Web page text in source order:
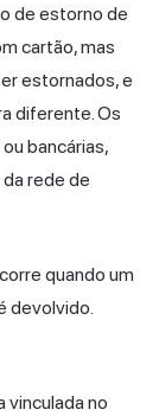
de estorno de
cartão, mas
estornados, e
diferente. Os
bancárias,
rede de
quando um
devolvido.
vinculada no